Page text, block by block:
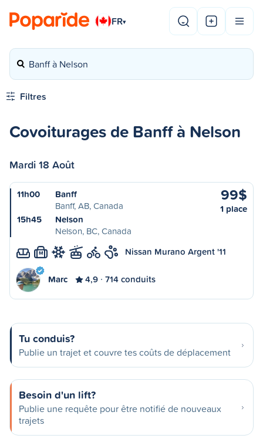
FR▾
Banff à Nelson
Filtres
Covoiturages de Banff à Nelson
Mardi 18 Août
11h00
Banff
Banff, AB, Canada
15h45
Nelson
Nelson, BC, Canada
99$
1 place
M Nissan Murano Argent '11
Marc 4,9 714 conduits
Tu conduis?
Publie un trajet et couvre tes coûts de déplacement
Besoin d'un lift?
Publie une requête pour être notifié de nouveaux
trajets